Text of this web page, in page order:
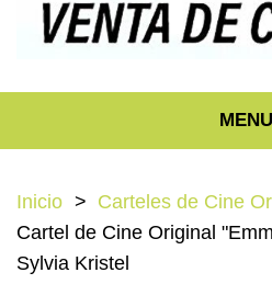
MENU
Inicio
Carteles de Cine
Cartel de Cine Original
Sylvia Kristel